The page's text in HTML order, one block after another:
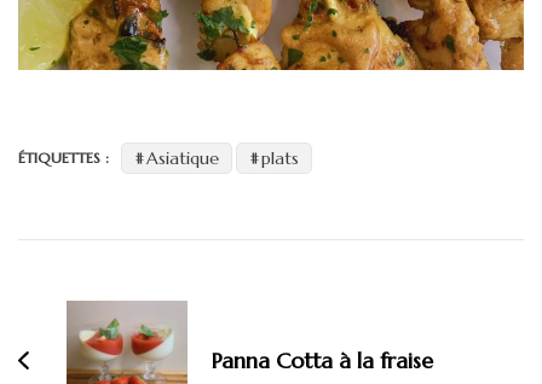
ÉTIQUETTES : Asiatique plats
d'article
Panna Cotta à la fraise